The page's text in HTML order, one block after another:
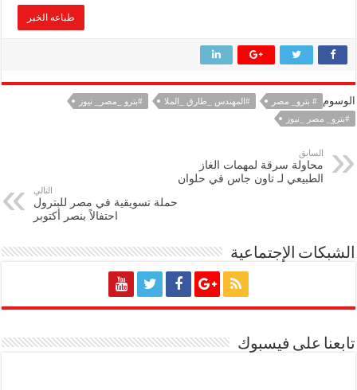
طباعه الخبر
الوسوم # بترو_ مصر #المهندس _طارق _الملا
#بترو _مصر_ نيوز
#بترو_ مصر _نيوز
السابق
محاولة سرقة لمهمات الغاز
الطبيعي لـ تاون جاس في حلوان
التالي
حملة تسويقية في مصر للبترول
احتفالاً بنصر أكتوبر
الشبكات الإجتماعية
تابعنا على فيسبوك